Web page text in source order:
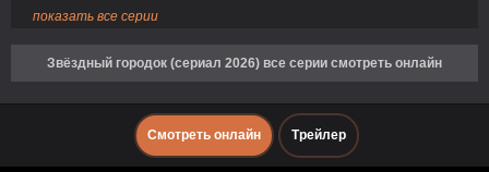
показать все серии
Звёздный городок (сериал 2026) все серии смотреть онлайн
Смотреть онлайн Трейлер